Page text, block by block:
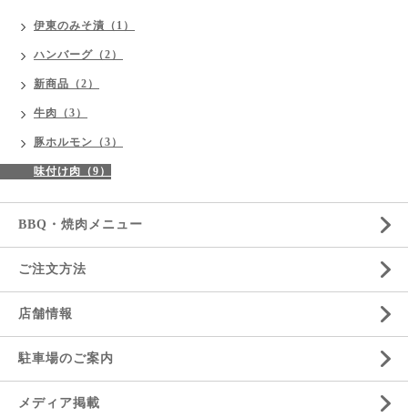
伊東のみそ漬（1）
ハンバーグ（2）
新商品（2）
牛肉（3）
豚ホルモン（3）
味付け肉（9）
BBQ・焼肉メニュー
ご注文方法
店舗情報
駐車場のご案内
メディア掲載